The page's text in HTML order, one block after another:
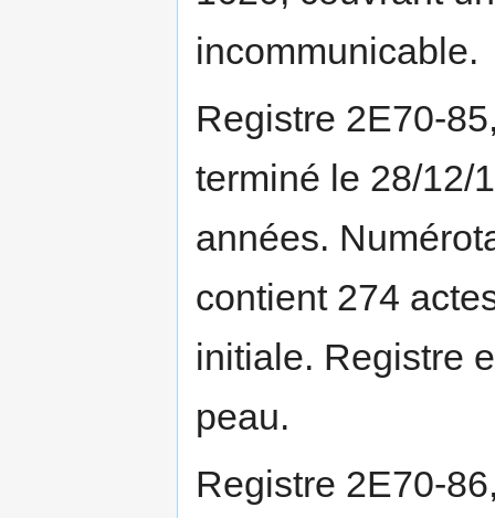
incommunicable.
Registre 2E70-
terminé le 28/12/
années.
contient 274
initiale. Registre
peau.
Registre 2E70-